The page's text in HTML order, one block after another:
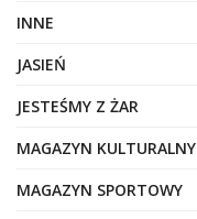
INNE
JASIEŃ
JESTEŚMY Z ŻAR
MAGAZYN KULTURALNY
MAGAZYN SPORTOWY